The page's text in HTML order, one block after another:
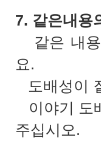
7. 같은내용
같은 내용
요.
도배성이
이야기 도
주십시오.